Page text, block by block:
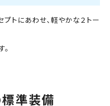
プトにあわせ、軽やかな２トー
準装備